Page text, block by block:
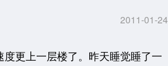
2011-01-24
更上一层楼了。昨天睡觉睡了一